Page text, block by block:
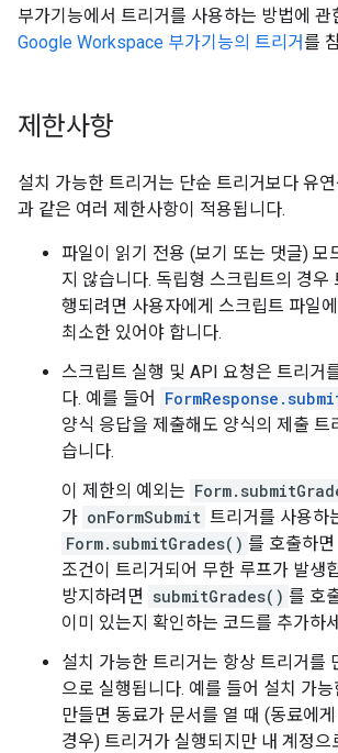
부가기능에서 트리거를 사용하는 방법에 관
Google Workspace 부가기능의 트리거를
제한사항
설치 가능한 트리거는 단순 트리거보다 유
과 같은 여러 제한사항이 적용됩니다.
파일이 읽기 전용 (보기 또는 댓글) 모
지 않습니다. 독립형 스크립트의 경우
행되려면 사용자에게 스크립트 파일
최소한 있어야 합니다.
스크립트 실행 및 API 요청은 트리거
다. 예를 들어
양식 응답을 제출해도 양식의 제출 트
습니다.
이 제한의 예외는
가 onFormSubmit 트리거를 사용하
Form.submitGrades() 를 호출하면
조건이 트리거되어 무한 루프가 발생
방지하려면 submitGrades() 를 호
이미 있는지 확인하는 코드를 추가하
설치 가능한 트리거는 항상 트리거를
으로 실행됩니다. 예를 들어 설치 가
만들면 동료가 문서를 열 때 (동료에
경우) 트리거가 실행되지만 내 계정으